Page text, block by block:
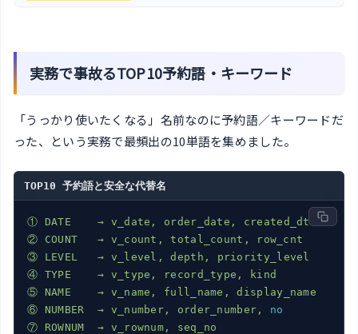
実務で事故るTOP10予約語・キーワード
「うっかり使いたくなる」名前なのに予約語／キーワードだ
った、という実務で最頻出の10単語を集めました。
TOP10 予約語と安全な代替名
① DATE → v_date, order_date,
created_dt
②
COUNT → v_count, total_count,
row_cnt
③
LEVEL → v_level, depth,
priority_level
④ TYPE → v_type, record_type,
kind
⑤
NAME → v_name, full_name,
display_name
⑥
NUMBER → v_number, order_number,
no
⑦
ROWNUM → v_rownum,
seq_no